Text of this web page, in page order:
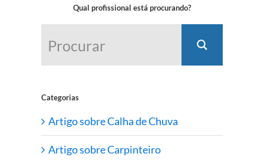
Qual profissional está procurando?
Categorias
Artigo sobre Calha de Chuva
Artigo sobre Carpinteiro